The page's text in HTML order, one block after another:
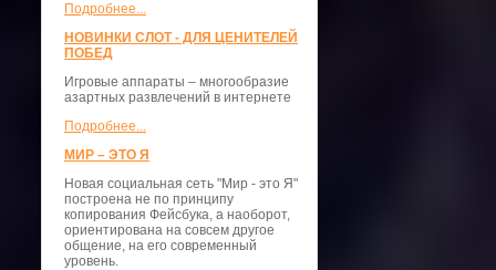
Подробнее...
НОВИНКИ СЛОТ - ДЛЯ ЦЕНИТЕЛЕЙ
ПОБЕД
Игровые аппараты – многообразие
азартных развлечений в интернете
Подробнее...
МИР – ЭТО Я
Новая социальная сеть "Мир - это Я"
построена не по принципу
копирования Фейсбука, а наоборот,
ориентирована на совсем другое
общение, на его современный
уровень.